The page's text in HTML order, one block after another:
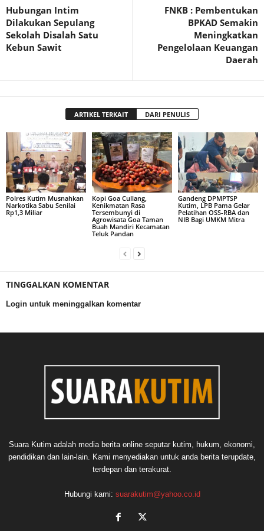
Hubungan Intim
Dilakukan Sepulang
Sekolah Disalah Satu
Kebun Sawit
FNKB : Pembentukan
BPKAD Semakin
Meningkatkan
Pengelolaan Keuangan
Daerah
ARTIKEL TERKAIT DARI PENULIS
Polres Kutim Musnahkan
Narkotika Sabu Senilai
Rp1,3 Miliar
Kopi Goa Cullang,
Kenikmatan Rasa
Tersembunyi di
Agrowisata Goa Taman
Buah Mandiri Kecamatan
Teluk Pandan
Gandeng DPMPTSP
Kutim, LPB Pama Gelar
Pelatihan OSS-RBA dan
NIB Bagi UMKM Mitra
TINGGALKAN KOMENTAR
Login untuk meninggalkan komentar
Suara Kutim adalah media berita online seputar kutim, hukum, ekonomi,
pendidikan dan lain-lain. Kami menyediakan untuk anda berita terupdate,
terdepan dan terakurat.
Hubungi kami: suarakutim@yahoo.co.id